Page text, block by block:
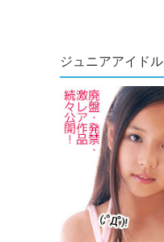
ジュニアアイドル